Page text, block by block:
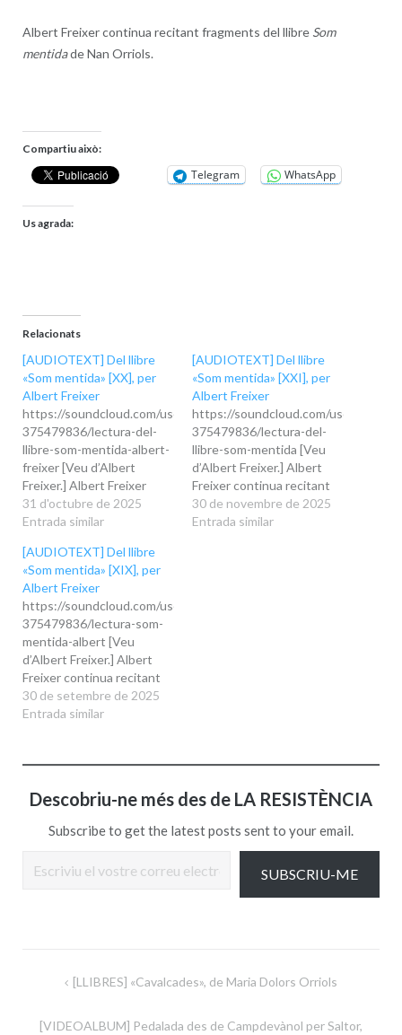
Albert Freixer continua recitant fragments del llibre Som
mentidade Nan Orriols.
Compartiu això:
Telegram WhatsApp
Us agrada:
Relacionats
[AUDIOTEXT] Del llibre
«Som mentida» [XX], per
Albert Freixer
https://soundcloud.com/user-
375479836/lectura-del-
llibre-som-mentida-albert-
freixer [Veu d’Albert
Freixer.] Albert Freixer
continua recitant
fragments del llibre Som
31 d'octubre de 2025
Entrada similar
[AUDIOTEXT] Del llibre
«Som mentida» [XXI], per
Albert Freixer
https://soundcloud.com/user-
375479836/lectura-del-
llibre-som-mentida [Veu
d’Albert Freixer.] Albert
Freixer continua recitant
fragments del llibre Som
mentida de Nan Orriols.
30 de novembre de 2025
Entrada similar
[AUDIOTEXT] Del llibre
«Som mentida» [XIX], per
Albert Freixer
https://soundcloud.com/user-
375479836/lectura-som-
mentida-albert [Veu
d’Albert Freixer.] Albert
Freixer continua recitant
fragments del llibre Som
mentida de Nan Orriols.
30 de setembre de 2025
Entrada similar
Descobriu-ne més des de LA RESISTÈNCIA
Subscribe to get the latest posts sent to your email.
SUBSCRIU-ME
Navegació
[LLIBRES] «Cavalcades», de Maria Dolors Orriols
[VIDEOALBUM] Pedalada des de Campdevànol per Saltor,